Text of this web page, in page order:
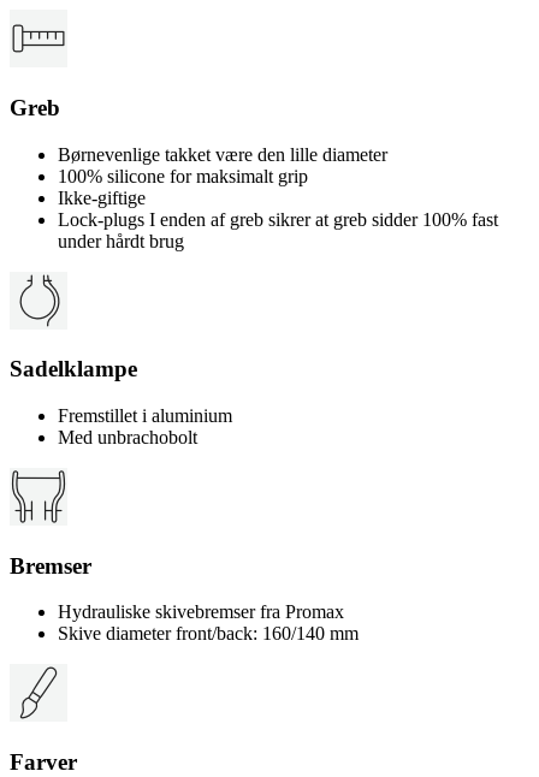
Greb
Børnevenlige takket være den lille diameter
100% silicone for maksimalt grip
Ikke-giftige
Lock-plugs I enden af greb sikrer at greb sidder 100% fast
under hårdt brug
Sadelklampe
Fremstillet i aluminium
Med unbrachobolt
Bremser
Hydrauliske skivebremser fra Promax
Skive diameter front/back: 160/140 mm
Farver